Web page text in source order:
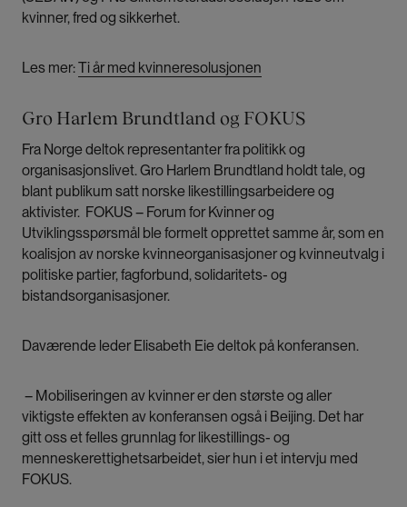
kvinner, fred og sikkerhet.
Les mer:Ti år med kvinneresolusjonen
Gro Harlem Brundtland og FOKUS
Fra Norge deltok representanter fra politikk og
organisasjonslivet. Gro Harlem Brundtland holdt tale, og
blant publikum satt norske likestillingsarbeidere og
aktivister. FOKUS – Forum for Kvinner og
Utviklingsspørsmål ble formelt opprettet samme år, som en
koalisjon av norske kvinneorganisasjoner og kvinneutvalg i
politiske partier, fagforbund, solidaritets- og
bistandsorganisasjoner.
Daværende leder Elisabeth Eie deltok på konferansen.
– Mobiliseringen av kvinner er den største og aller
viktigste effekten av konferansen også i Beijing. Det har
gitt oss et felles grunnlag for likestillings- og
menneskerettighetsarbeidet, sier hun i et intervju med
FOKUS.